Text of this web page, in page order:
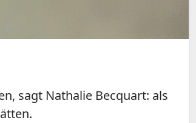
sagt Nathalie Becquart: als